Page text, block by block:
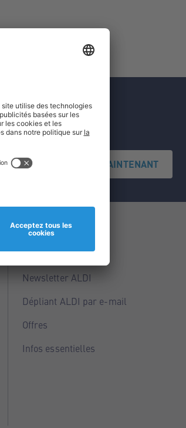
S'INSCRIRE MAINTENANT
Service
Points ALDI
Newsletter ALDI
Dépliant ALDI par e-mail
Offres
Infos essentielles